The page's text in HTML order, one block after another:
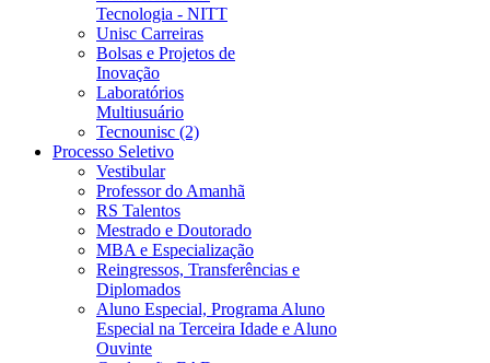
Tecnologia - NITT
Unisc Carreiras
Bolsas e Projetos de
Inovação
Laboratórios
Multiusuário
Tecnounisc (2)
Processo Seletivo
Vestibular
Professor do Amanhã
RS Talentos
Mestrado e Doutorado
MBA e Especialização
Reingressos, Transferências e
Diplomados
Aluno Especial, Programa Aluno
Especial na Terceira Idade e Aluno
Ouvinte